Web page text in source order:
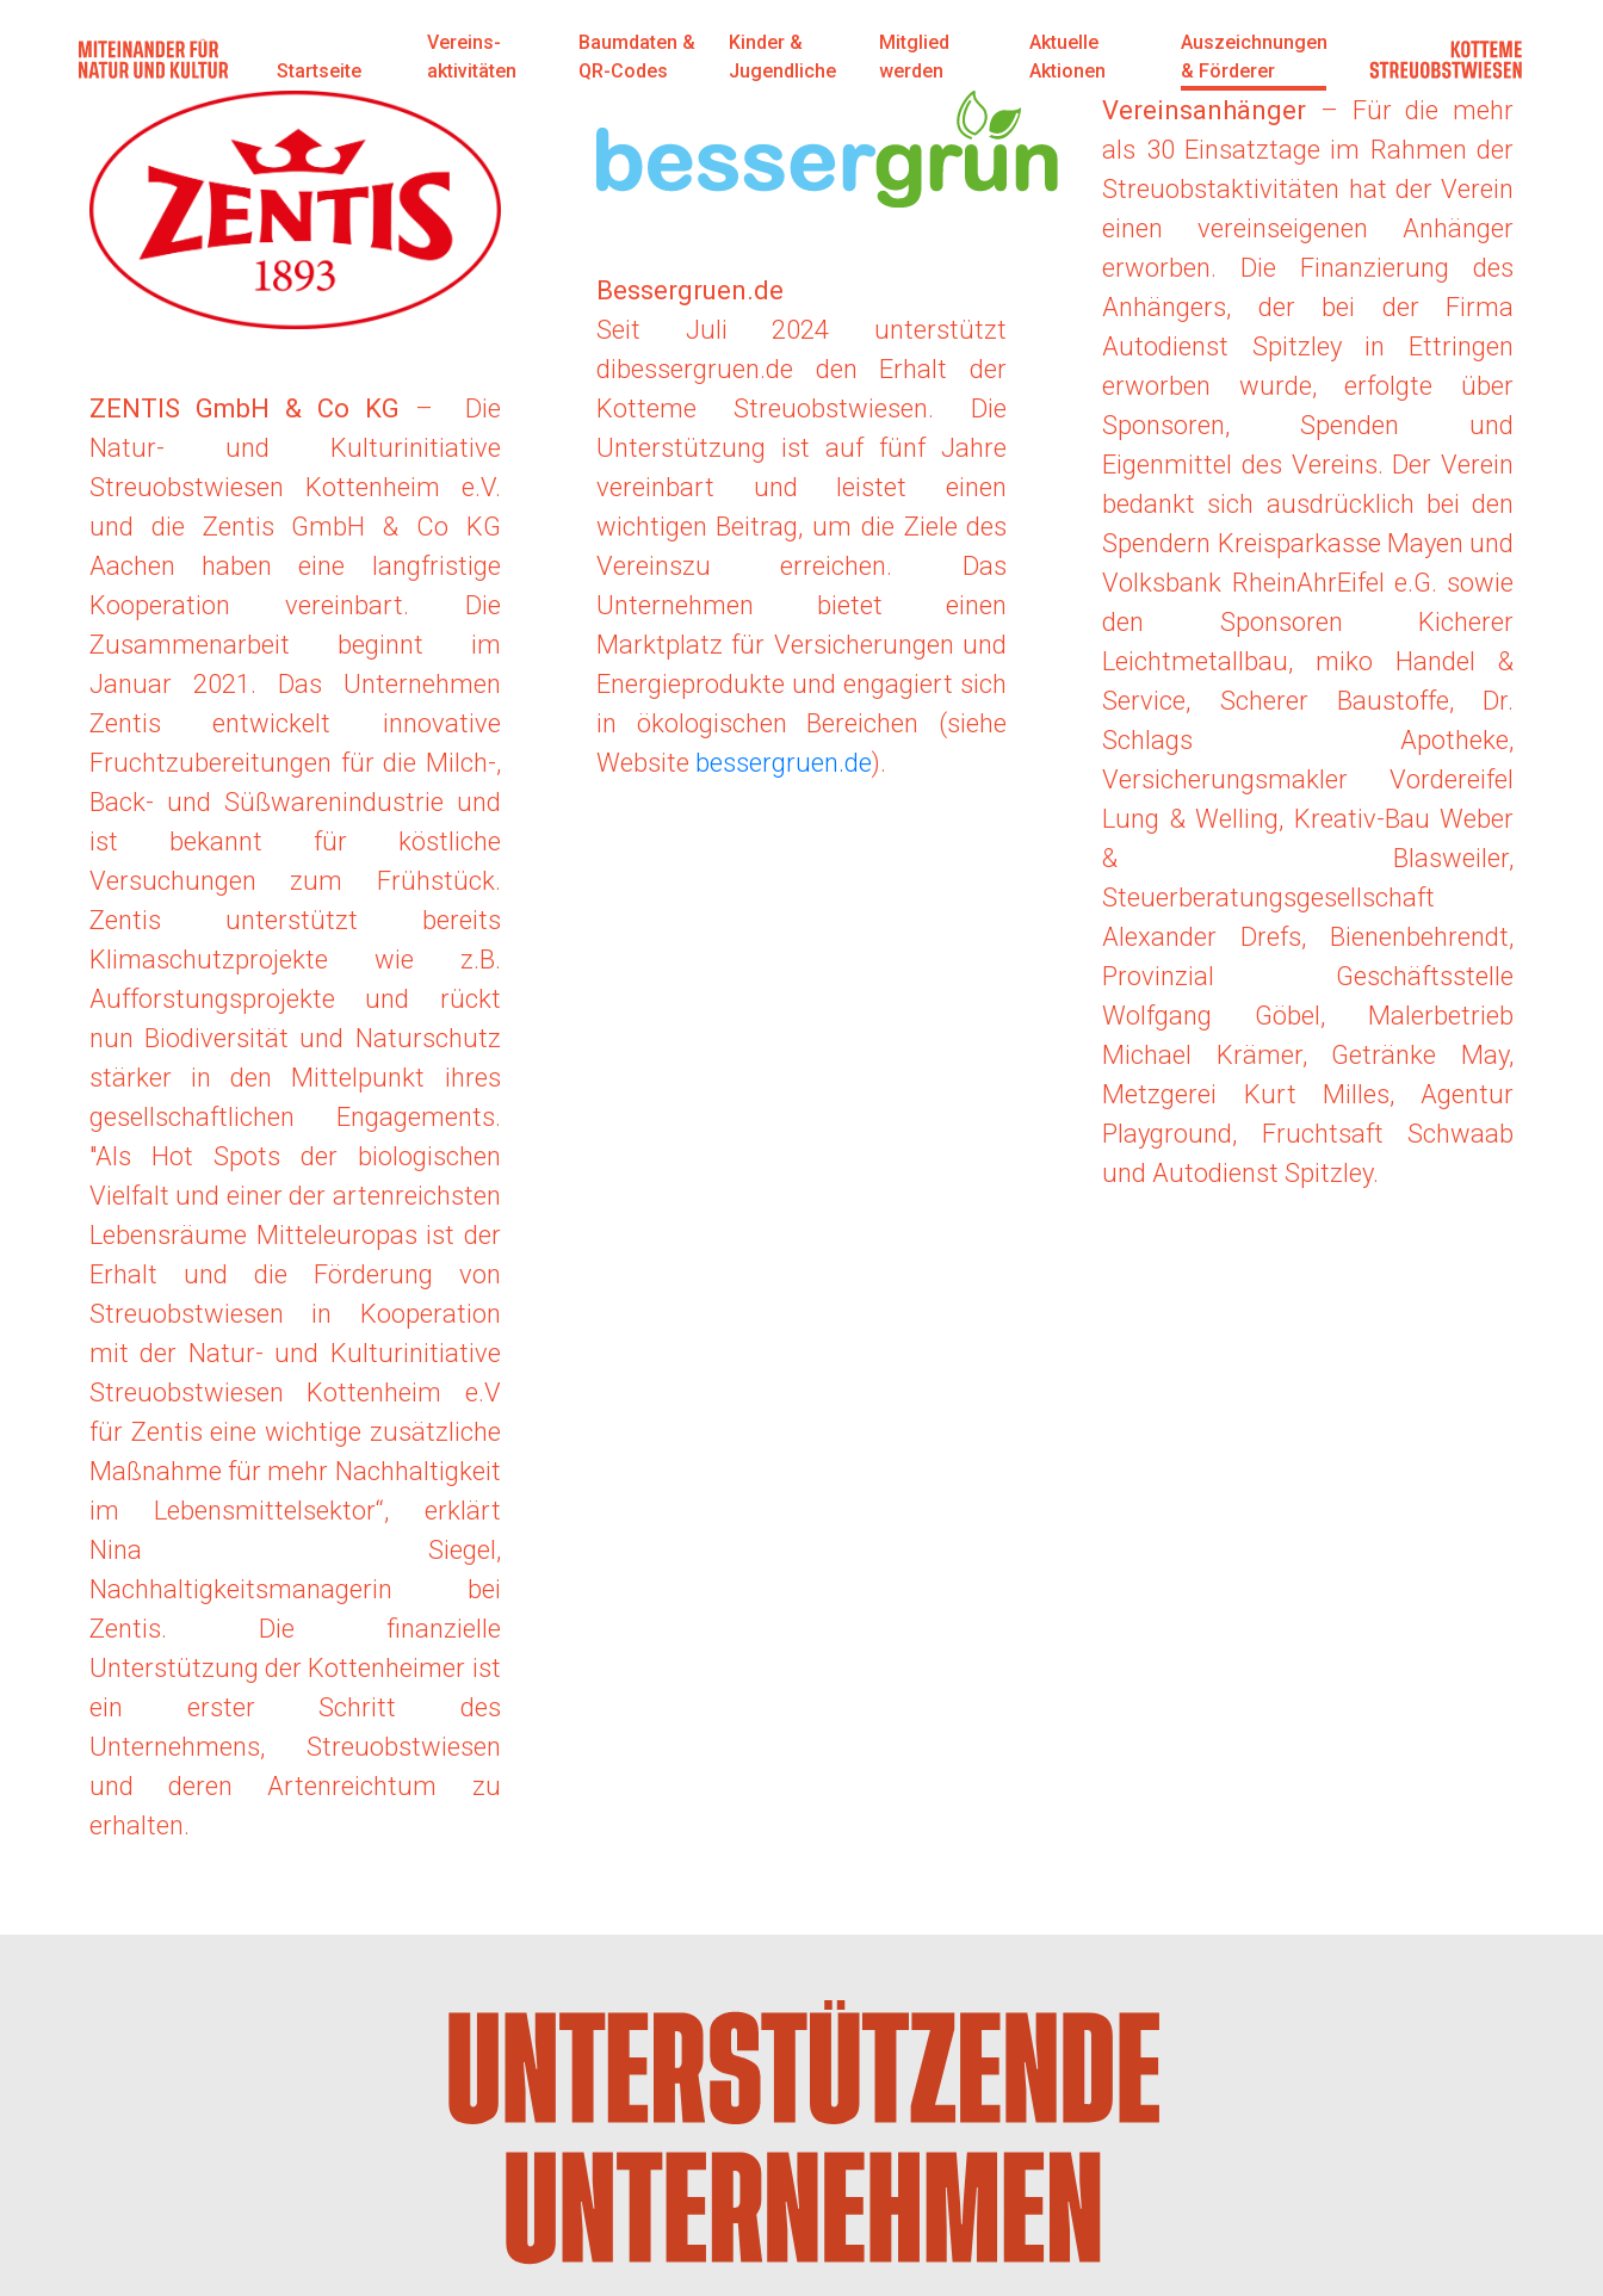
Startseite
Vereins-
aktivitäten
Baumdaten &
QR-Codes
Kinder &
Jugendliche
Mitglied
werden
Aktuelle
Aktionen
Auszeichnungen
& Förderer
ZENTIS GmbH & Co KG – Die
Natur- und Kulturinitiative
Streuobstwiesen Kottenheim e.V.
und die Zentis GmbH & Co KG
Aachen haben eine langfristige
Kooperation vereinbart. Die
Zusammenarbeit beginnt im
Januar 2021. Das Unternehmen
Zentis entwickelt innovative
Fruchtzubereitungen für die Milch-,
Back- und Süßwarenindustrie und
ist bekannt für köstliche
Versuchungen zum Frühstück.
Zentis unterstützt bereits
Klimaschutzprojekte wie z.B.
Aufforstungsprojekte und rückt
nun Biodiversität und Naturschutz
stärker in den Mittelpunkt ihres
gesellschaftlichen Engagements.
"Als Hot Spots der biologischen
Vielfalt und einer der artenreichsten
Lebensräume Mitteleuropas ist der
Erhalt und die Förderung von
Streuobstwiesen in Kooperation
mit der Natur- und Kulturinitiative
Streuobstwiesen Kottenheim e.V
für Zentis eine wichtige zusätzliche
Maßnahme für mehr Nachhaltigkeit
im Lebensmittelsektor“, erklärt
Nina Siegel,
Nachhaltigkeitsmanagerin bei
Zentis. Die finanzielle
Unterstützung der Kottenheimer ist
ein erster Schritt des
Unternehmens, Streuobstwiesen
und deren Artenreichtum zu
erhalten.
Bessergruen.de
Seit Juli 2024 unterstützt
dibessergruen.de den Erhalt der
Kotteme Streuobstwiesen. Die
Unterstützung ist auf fünf Jahre
vereinbart und leistet einen
wichtigen Beitrag, um die Ziele des
Vereinszu erreichen. Das
Unternehmen bietet einen
Marktplatz für Versicherungen und
Energieprodukte und engagiert sich
in ökologischen Bereichen (siehe
Website bessergruen.de).
Vereinsanhänger – Für die mehr
als 30 Einsatztage im Rahmen der
Streuobstaktivitäten hat der Verein
einen vereinseigenen Anhänger
erworben. Die Finanzierung des
Anhängers, der bei der Firma
Autodienst Spitzley in Ettringen
erworben wurde, erfolgte über
Sponsoren, Spenden und
Eigenmittel des Vereins. Der Verein
bedankt sich ausdrücklich bei den
Spendern Kreisparkasse Mayen und
Volksbank RheinAhrEifel e.G. sowie
den Sponsoren Kicherer
Leichtmetallbau, miko Handel &
Service, Scherer Baustoffe, Dr.
Schlags Apotheke,
Versicherungsmakler Vordereifel
Lung & Welling, Kreativ-Bau Weber
& Blasweiler,
Steuerberatungsgesellschaft
Alexander Drefs, Bienenbehrendt,
Provinzial Geschäftsstelle
Wolfgang Göbel, Malerbetrieb
Michael Krämer, Getränke May,
Metzgerei Kurt Milles, Agentur
Playground, Fruchtsaft Schwaab
und Autodienst Spitzley.